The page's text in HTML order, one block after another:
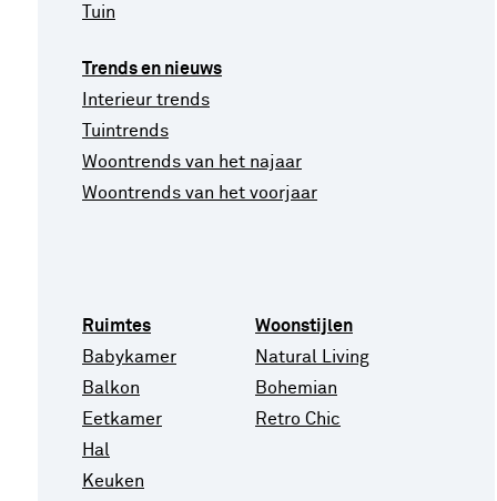
Tuin
Trends en nieuws
Interieur trends
Tuintrends
Woontrends van het najaar
Woontrends van het voorjaar
Ruimtes
Babykamer
Balkon
Eetkamer
Hal
Keuken
Woonstijlen
Natural Living
Bohemian
Retro Chic